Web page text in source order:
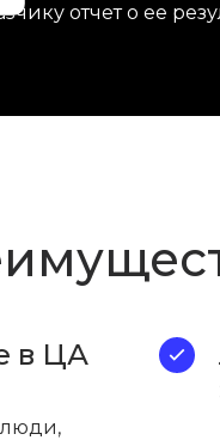
отчет о ее
в ЦА
люди,